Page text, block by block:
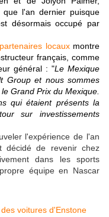
l'an dernier puisque
désormais occupé par
locauxmontre
français, comme
général : "Le Mexique
Group et nous sommes
Grand Prix du Mexique.
qui étaient présents la
sur investissements
l'expérience de l'an
décidé de revenir chez
dans les sports
équipe en Nascar